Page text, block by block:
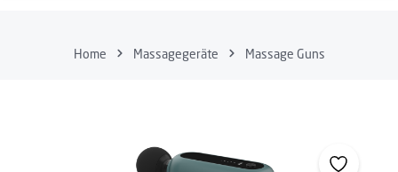
Home Massagegeräte Massage Guns